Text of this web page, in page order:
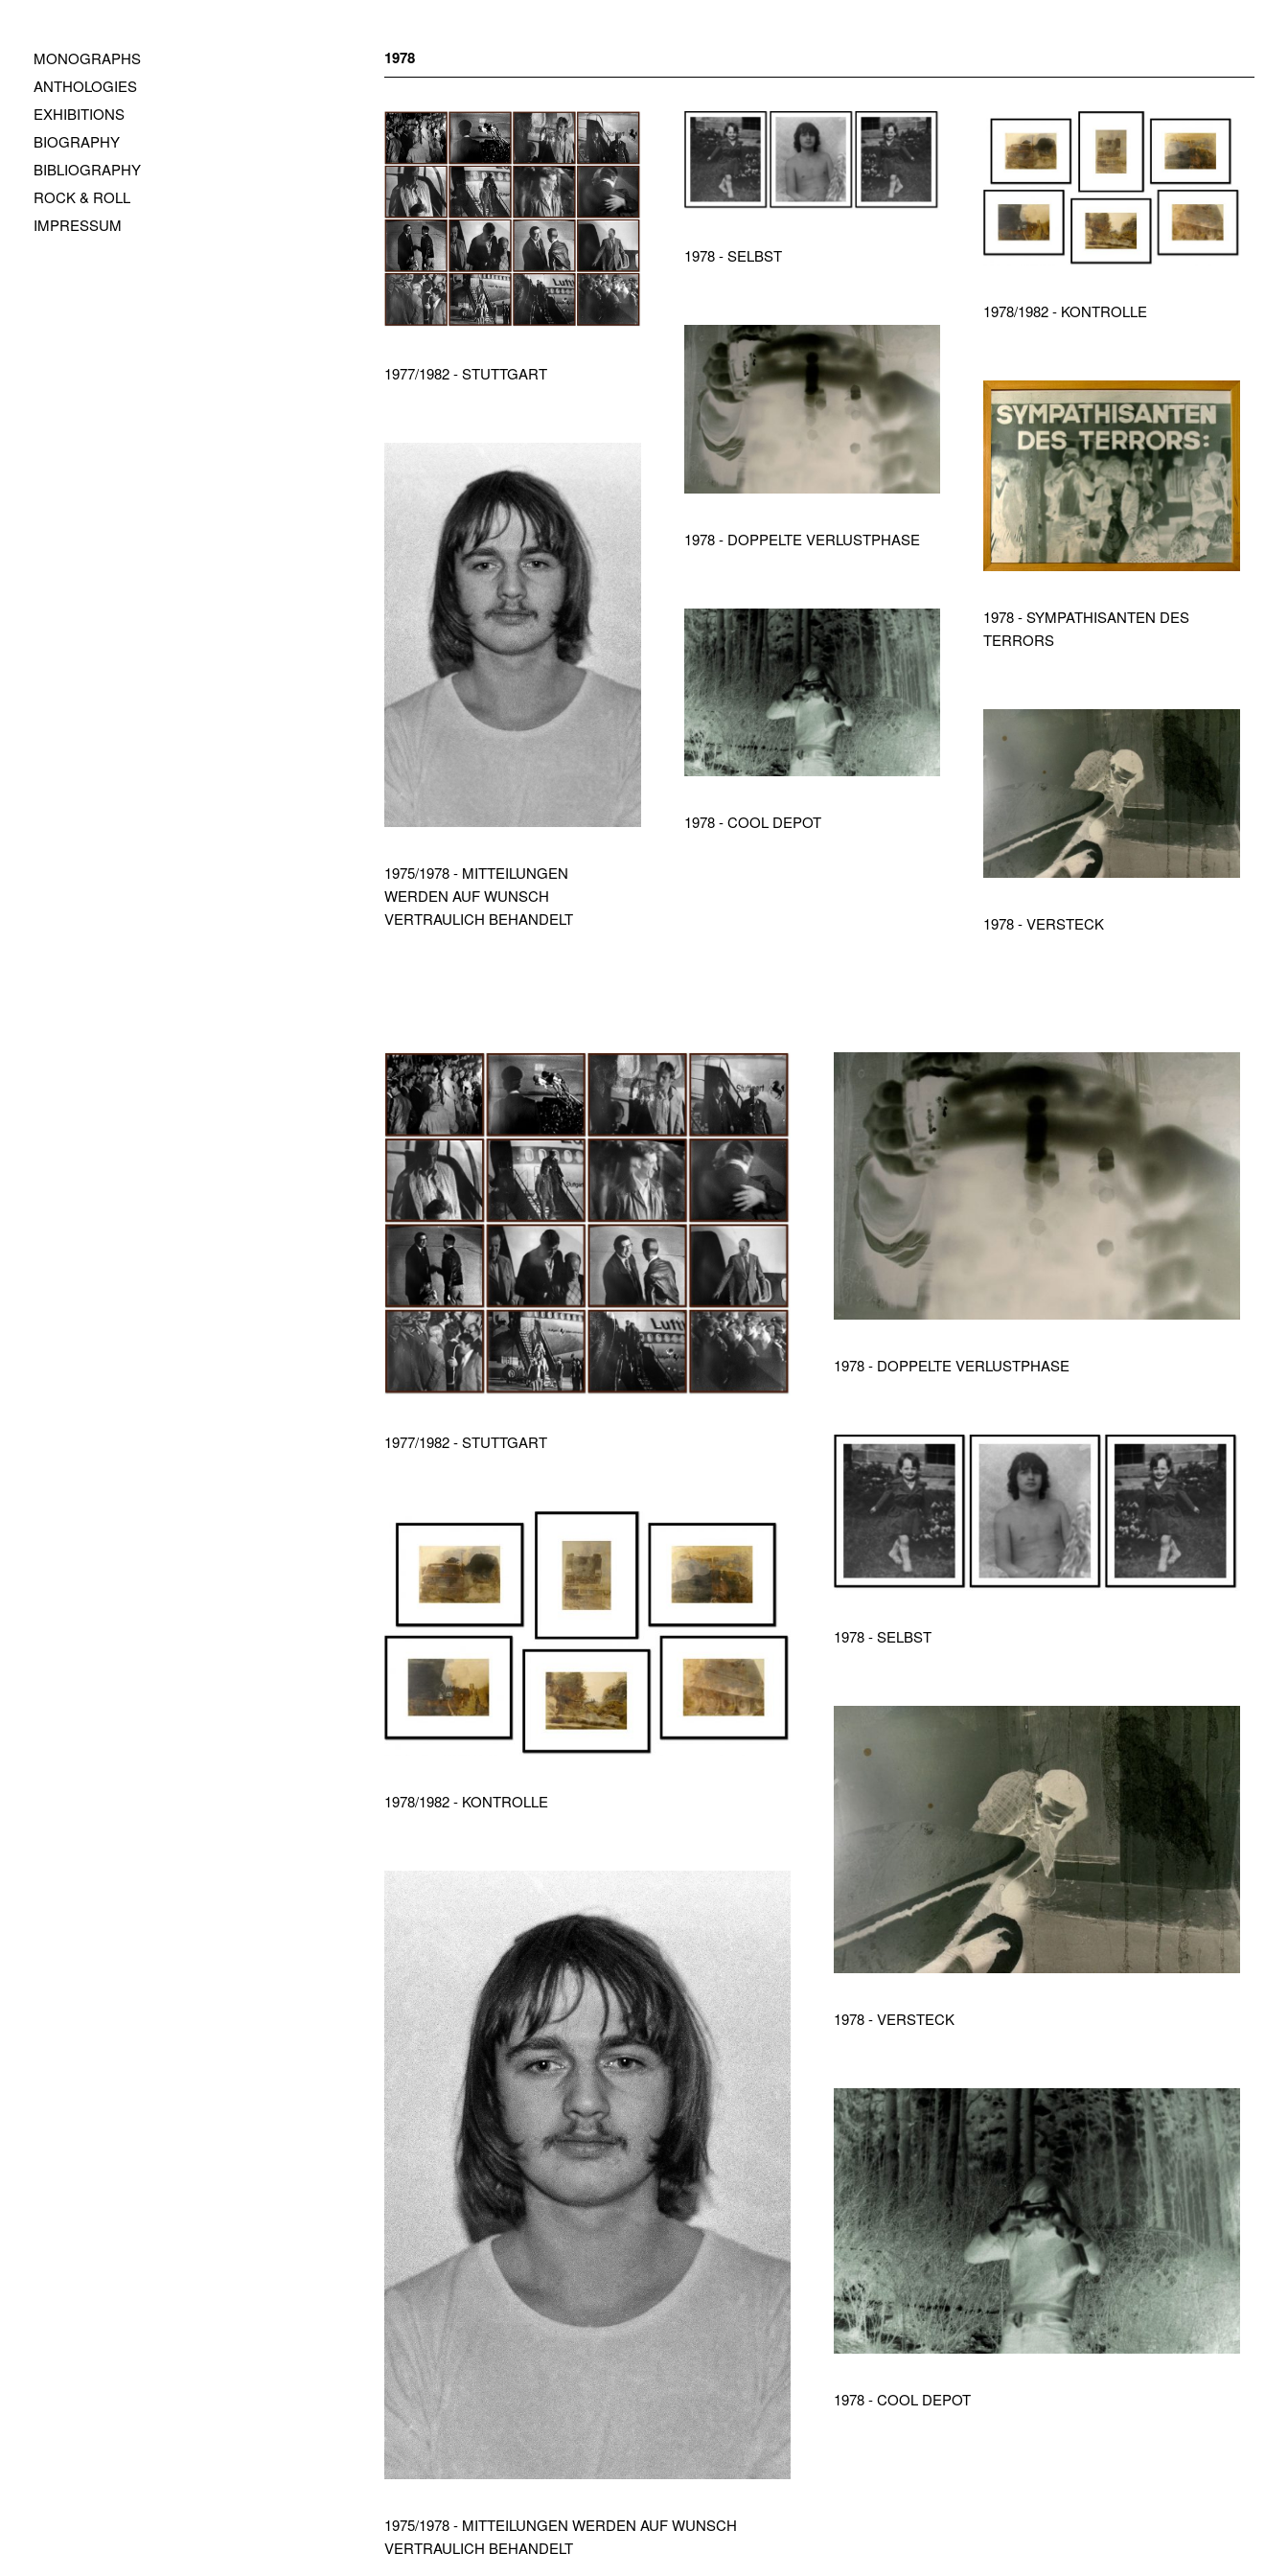
1978
1977/1982 - STUTTGART
1975/1978 - MITTEILUNGEN
WERDEN AUF WUNSCH
VERTRAULICH BEHANDELT
1978 - SELBST
1978 - DOPPELTE VERLUSTPHASE
1978 - COOL DEPOT
1978/1982 - KONTROLLE
1978 - SYMPATHISANTEN DES
TERRORS
1978 - VERSTECK
1977/1982 - STUTTGART
1978/1982 - KONTROLLE
1975/1978 - MITTEILUNGEN WERDEN AUF WUNSCH
VERTRAULICH BEHANDELT
1978 - DOPPELTE VERLUSTPHASE
1978 - SELBST
1978 - VERSTECK
1978 - COOL DEPOT
MONOGRAPHS
ANTHOLOGIES
EXHIBITIONS
BIOGRAPHY
BIBLIOGRAPHY
ROCK & ROLL
IMPRESSUM